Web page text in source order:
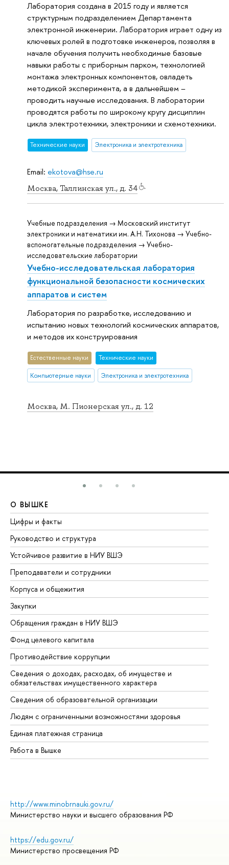
Email: ekotova@hse.ru
Москва, Таллинская ул., д. 34
Лаборатория создана в 2015 году и является
структурным подразделением Департамента
электронной инженерии. Лаборатория играет одну из
ключевых ролей в подготовке инженеров, позволяя в
начале обучения получить необходимые базовые
навыки работы с приборным парком, технологией
монтажа электронных компонентов, овладеть
методикой эксперимента, а в дальнейшем –
проводить научные исследования. В лаборатории
проводятся работы по широкому кругу дисциплин
цикла электротехники, электроники и схемотехники.
Тех­ничес­кие науки Электроника и электротехника
Москва, М. Пионерская ул., д. 12
Учебные подразделения → Московский институт
электроники и математики им. А.Н. Тихонова → Учебно-
вспомогательные подразделения → Учебно-
исследовательские лаборатории
Учебно-исследовательская лаборатория
функциональной безопасности космических
аппаратов и систем
Лаборатория по разработке, исследованию и
испытанию новых технологий космических аппаратов,
и методов их конструирования
Естественные науки Тех­ничес­кие науки
Компьютерные науки Электроника и электротехника
О ВЫШКЕ
Цифры и факты
Руководство и структура
Устойчивое развитие в НИУ ВШЭ
Преподаватели и сотрудники
Корпуса и общежития
Закупки
Обращения граждан в НИУ ВШЭ
Фонд целевого капитала
Противодействие коррупции
Сведения о доходах, расходах, об имуществе и
обязательствах имущественного характера
Сведения об образовательной организации
Людям с ограниченными возможностями здоровья
Единая платежная страница
Работа в Вышке
http://www.minobrnauki.gov.ru/
Министерство науки и высшего образования РФ
https://edu.gov.ru/
Министерство просвещения РФ